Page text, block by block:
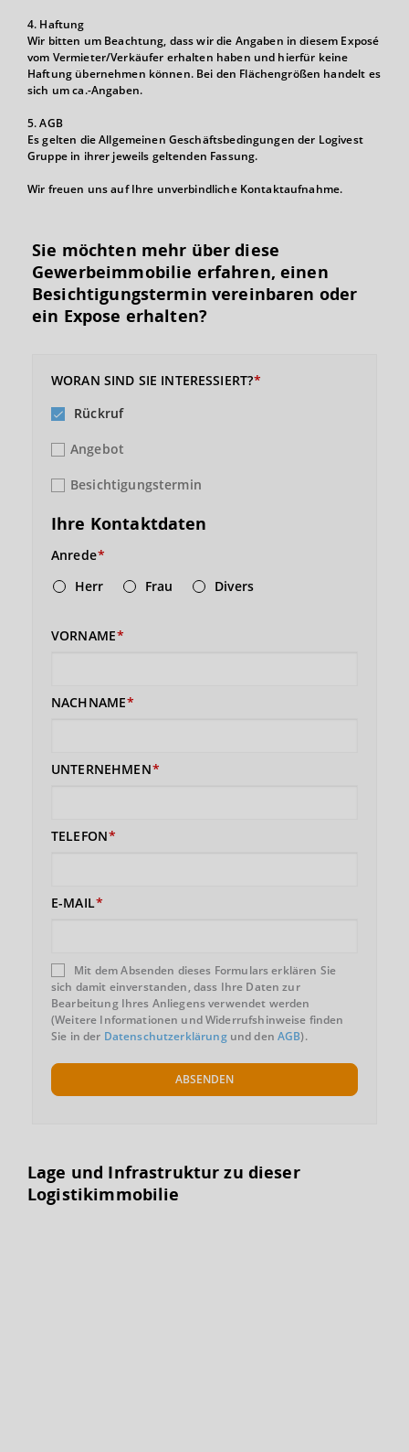
4. Haftung
Wir bitten um Beachtung, dass wir die Angaben in diesem Exposé
vom Vermieter/Verkäufer erhalten haben und hierfür keine
Haftung übernehmen können. Bei den Flächengrößen handelt es
sich um ca.-Angaben.
5. AGB
Es gelten die Allgemeinen Geschäftsbedingungen der Logivest
Gruppe in ihrer jeweils geltenden Fassung.
Wir freuen uns auf Ihre unverbindliche Kontaktaufnahme.
Sie möchten mehr über diese
Gewerbeimmobilie erfahren, einen
Besichtigungs­termin vereinbaren oder
ein Expose erhalten?
WORAN SIND SIE INTERESSIERT?
Rückruf
Angebot
Besichtigungstermin
Ihre Kontaktdaten
Anrede
Herr
Frau Divers
VORNAME
NACHNAME
UNTERNEHMEN
TELEFON
E-MAIL
Mit dem Absenden dieses Formulars erklären Sie
sich damit einverstanden, dass Ihre Daten zur
Bearbeitung Ihres Anliegens verwendet werden
(Weitere Informationen und Widerrufshinweise finden
Sie in der Datenschutzerklärungund denAGB).
ABSENDEN
Lage und Infrastruktur zu dieser
Logistikimmobilie